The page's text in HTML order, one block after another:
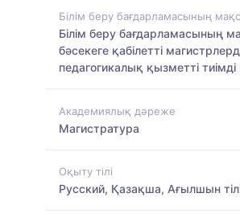
Білім беру бағдарламасының
Білім беру бағдарламасының
бәсекеге қабілетті
педагогикалық қызметті
Академиялық дәреже
Магистратура
Оқыту тілі
Русский, Қазақша, Ағылшын